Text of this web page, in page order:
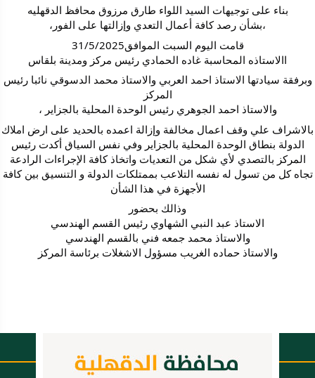
بناء على توجيهات السيد اللواء طارق مرزوق محافظ الدقهليه
،بشأن رصد كافة أعمال التعدي وإزالتها على الفور،
قامت اليوم السبت الموافق31/5/2025
االاستاذه المحاسبة غاده الحمادي رئيس مركز ومدينة بلقاس
وبرفقة سيادتها الاستاذ احمد العربي والاستاذ محمد الدسوقي نائبا رئيس
المركز
والاستاذ احمد الجوهري رئيس الوحدة المحلية بالجزاير ،
بالاشراف علي وقف اعمال مخالفة وإزالة اعمده بالحديد على ارض املاك
الدولة بنطاق الوحدة المحلية بالجزاير وفي نفس السياق أكدت رئيس
المركز بالتصدي لأي شكل من التعديات واتخاذ كافة الإجراءات الرادعة
تجاه كل من تسول له نفسه التلاعب بممتلكات الدولة و التنسيق بين كافة
الأجهزة في هذا الشأن
وذالك بحضور
الاستاذ عبد النبي الشهاوي رئيس القسم الهندسي
والاستاذ محمد جمعه فني بالقسم الهندسي
والاستاذ حماده الغريب مسؤول الاشغلات برئاسة المركز